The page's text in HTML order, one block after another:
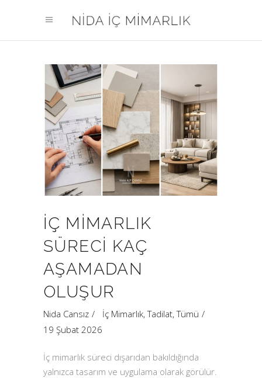
İÇ MIMARLIK
SÜRECI KAÇ
AŞAMADAN
OLUŞUR
Nida Cansız İç Mimarlık,Tadilat,Tümü
19 Şubat 2026
İç mimarlık süreci dışarıdan bakıldığında
yalnızca tasarım ve uygulama olarak görülür.